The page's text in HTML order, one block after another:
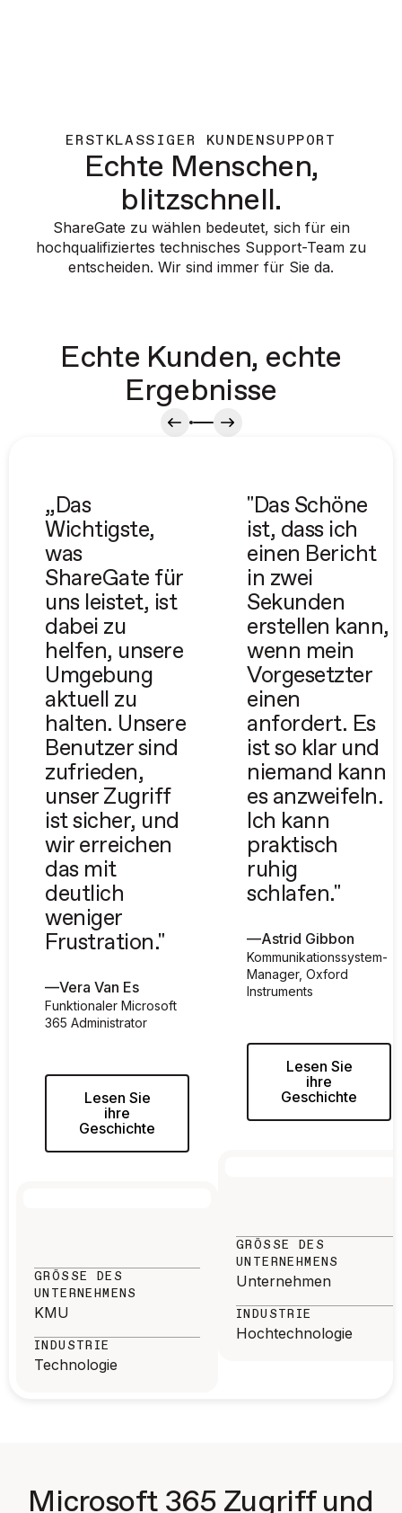
ERSTKLASSIGER KUNDENSUPPORT
Echte Menschen,
blitzschnell.
ShareGate zu wählen bedeutet, sich für ein
hochqualifiziertes technisches Support-Team zu
entscheiden. Wir sind immer für Sie da.
Echte Kunden, echte
Ergebnisse
„Das
Wichtigste,
was
ShareGate für
uns leistet, ist
dabei zu
helfen, unsere
Umgebung
aktuell zu
halten. Unsere
Benutzer sind
zufrieden,
unser Zugriff
ist sicher, und
wir erreichen
das mit
deutlich
weniger
Frustration."
—Vera Van Es
Funktionaler Microsoft
365 Administrator
Lesen Sie
ihre
Geschichte
GRÖSSE DES U
NTERNEHMENS
KMU
INDUSTRIE
Technologie
"Das Schöne
ist, dass ich
einen Bericht
in zwei
Sekunden
erstellen kann,
wenn mein
Vorgesetzter
einen
anfordert. Es
ist so klar und
niemand kann
es anzweifeln.
Ich kann
praktisch
ruhig
schlafen."
—Astrid Gibbon
Kommunikationssystem-
Manager, Oxford
Instruments
Lesen Sie
ihre
Geschichte
GRÖSSE DES U
NTERNEHMENS
Unternehmen
INDUSTRIE
Hochtechnologie
Microsoft 365 Zugriff und